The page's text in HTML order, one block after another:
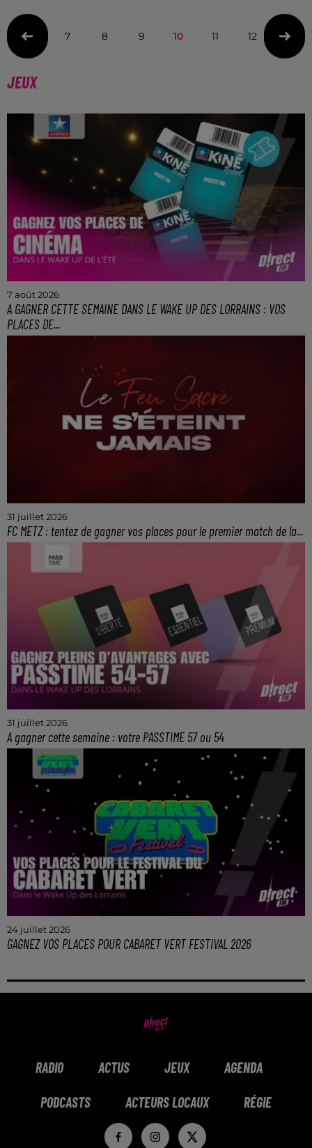
7 8 9 10 11 12 13
JEUX
7 août 2026
A GAGNER CETTE SEMAINE DANS LE WAKE UP DES LORRAINS : VOS
PLACES DE...
Gagnez vos 4 places de ciné entre 7h et 10h tous les
31 juillet 2026
FC METZ : tentez de gagner vos places pour le premier match de la...
Le samedi 8 août à 20h45 au stade Saint-
Symphorien.
31 juillet 2026
A gagner cette semaine : votre PASSTIME 57 ou 54
La solution pour faire des économies lors de vos
achats et de vos sorties dans le 54 et 57.
24 juillet 2026
GAGNEZ VOS PLACES POUR CABARET VERT FESTIVAL 2026
Cabaret Vert 2026 dans le Wake Up de l'Été !
RADIO ACTUS JEUX AGENDA
PODCASTS ACTEURS LOCAUX RÉGIE